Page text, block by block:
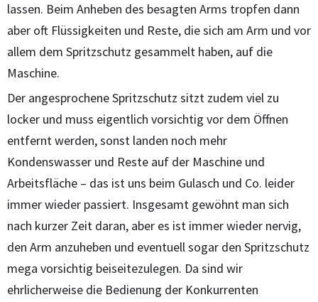
lassen. Beim Anheben des besagten Arms tropfen dann
aber oft Flüssigkeiten und Reste, die sich am Arm und vor
allem dem Spritzschutz gesammelt haben, auf die
Maschine.
Der angesprochene Spritzschutz sitzt zudem viel zu
locker und muss eigentlich vorsichtig vor dem Öffnen
entfernt werden, sonst landen noch mehr
Kondenswasser und Reste auf der Maschine und
Arbeitsfläche – das ist uns beim Gulasch und Co. leider
immer wieder passiert. Insgesamt gewöhnt man sich
nach kurzer Zeit daran, aber es ist immer wieder nervig,
den Arm anzuheben und eventuell sogar den Spritzschutz
mega vorsichtig beiseitezulegen. Da sind wir
ehrlicherweise die Bedienung der Konkurrenten